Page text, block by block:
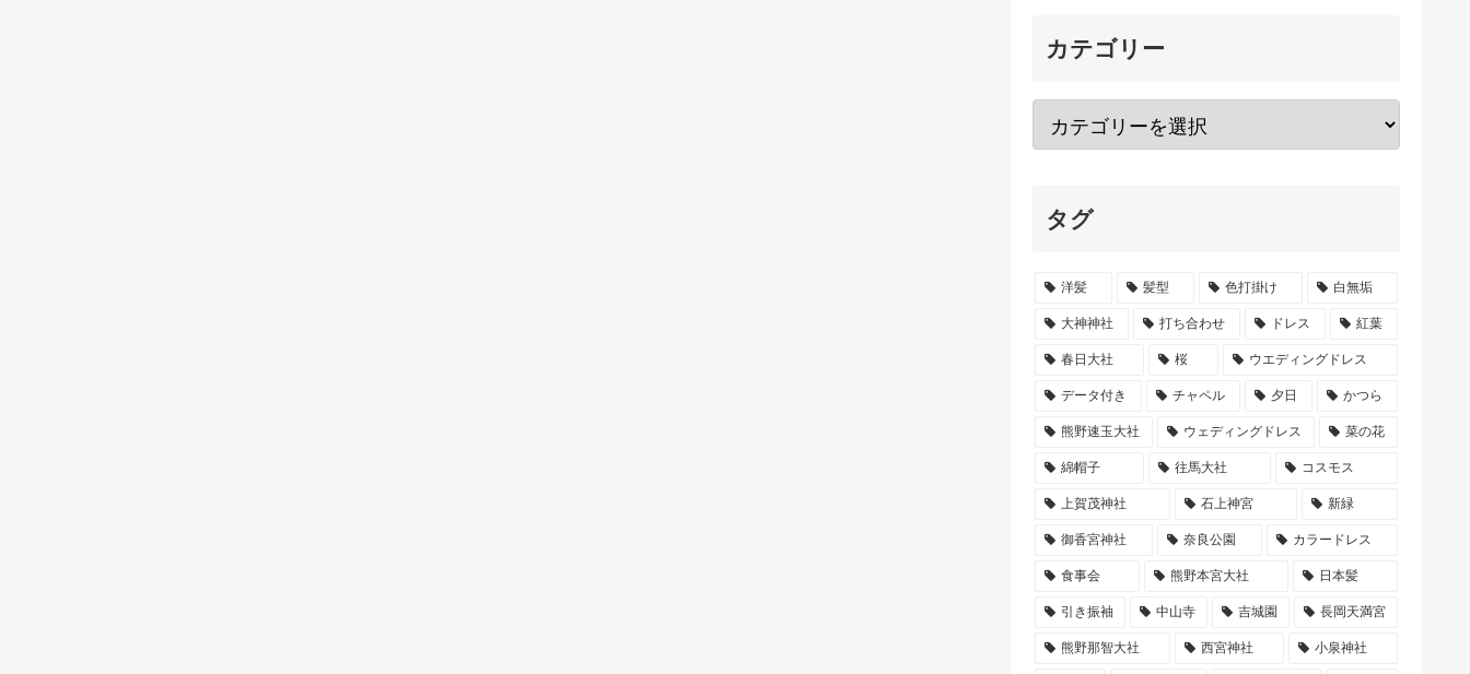
カテゴリー
タグ
洋髪 髪型 色打掛け 白無垢
大神神社 打ち合わせ ドレス 紅葉
春日大社 桜 ウエディングドレス
データ付き チャペル 夕日 かつら
熊野速玉大社 ウェディングドレス 菜の花
綿帽子 往馬大社 コスモス
上賀茂神社 石上神宮 新緑
御香宮神社 奈良公園 カラードレス
食事会 熊野本宮大社 日本髪
引き振袖 中山寺 吉城園 長岡天満宮
熊野那智大社 西宮神社 小泉神社